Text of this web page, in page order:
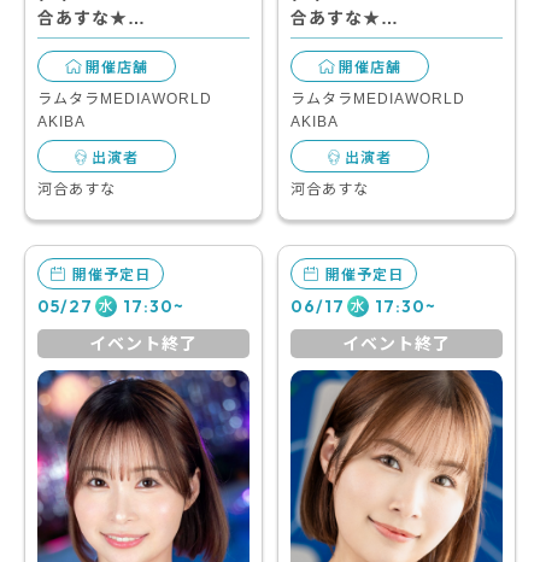
合あすな★…
開催店舗
ラムタラMEDIAWORLD
AKIBA
出演者
河合あすな
合あすな★…
開催店舗
ラムタラMEDIAWORLD
AKIBA
出演者
河合あすな
開催予定日
05/27 水 17:30~
イベント終了
開催予定日
06/17 水 17:30~
イベント終了